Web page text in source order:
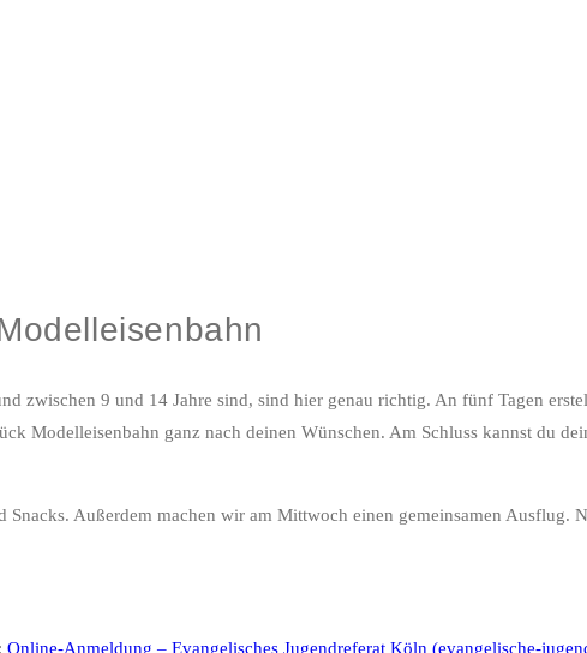
zwischen 9 und 14 Jahre sind, sind hier genau richtig. An fünf Tagen
Modelleisenbahn ganz nach deinen Wünschen. Am Schluss kannst du
Außerdem machen wir am Mittwoch einen gemeinsamen Ausflug.
Online-Anmeldung – Evangelisches Jugendreferat Köln (evangelische-